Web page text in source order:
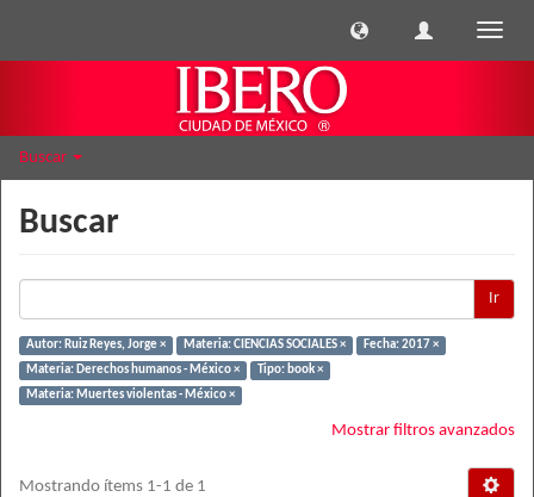
Buscar
Buscar
Ir
Autor: Ruiz Reyes, Jorge × Materia: CIENCIAS SOCIALES ×
Fecha: 2017 ×
Materia: Derechos humanos - México ×
Tipo: book ×
Materia: Muertes violentas - México ×
Mostrar filtros avanzados
Mostrando ítems 1-1 de 1